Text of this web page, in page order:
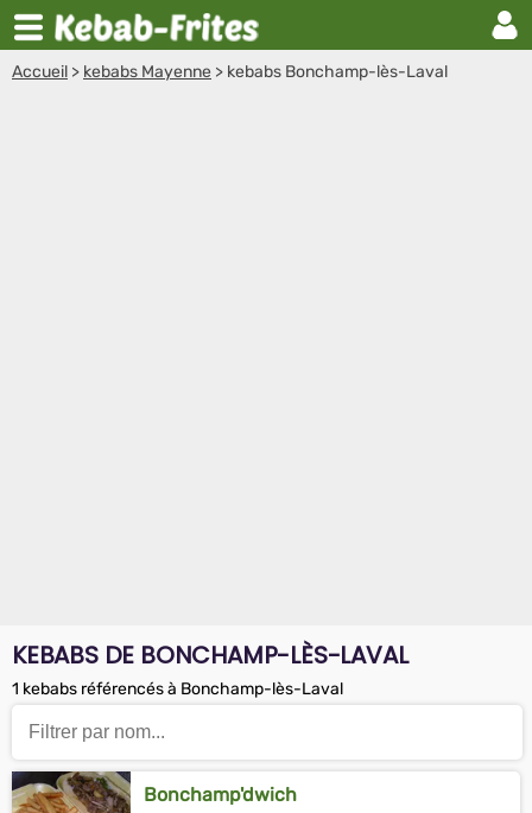
Accueil > kebabs Mayenne > kebabs Bonchamp-lès-Laval
KEBABS DE BONCHAMP-LÈS-LAVAL
1 kebabs référencés à Bonchamp-lès-Laval
Bonchamp'dwich